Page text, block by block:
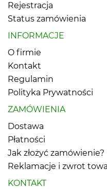
Rejestracja
Status zamówienia
INFORMACJE
O firmie
Kontakt
Regulamin
Polityka Prywatności
ZAMÓWIENIA
Dostawa
Płatności
Jak złożyć zamówienie?
Reklamacje i zwrot
KONTAKT